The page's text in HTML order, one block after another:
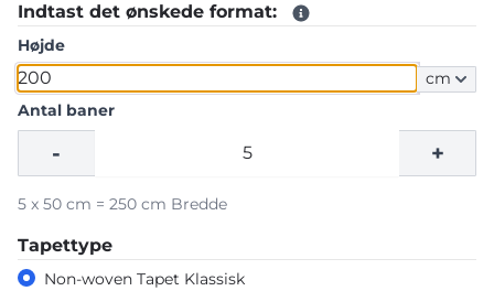
Indtast det ønskede format:
Højde
cm
Antal baner
- +
5 x 50 cm = 250 cm Bredde
Tapettype
Non-woven Tapet Klassisk